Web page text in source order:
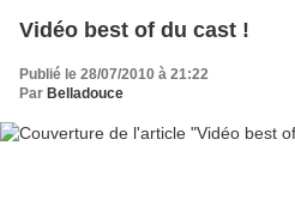
Vidéo best of du cast !
Publié le 28/07/2010 à 21:22
Par Belladouce